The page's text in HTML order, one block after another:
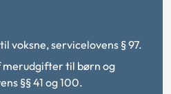
voksne, servicelovens § 97.
til børn og
§§ 41 og 100.